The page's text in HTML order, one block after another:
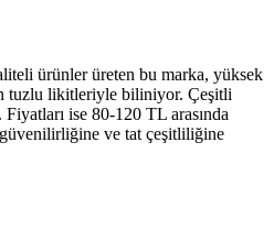
ürünler üreten bu marka, yüksek
tuzlu likitleriyle biliniyor. Çeşitli
ise 80-120 TL arasında
ve tat çeşitliliğine